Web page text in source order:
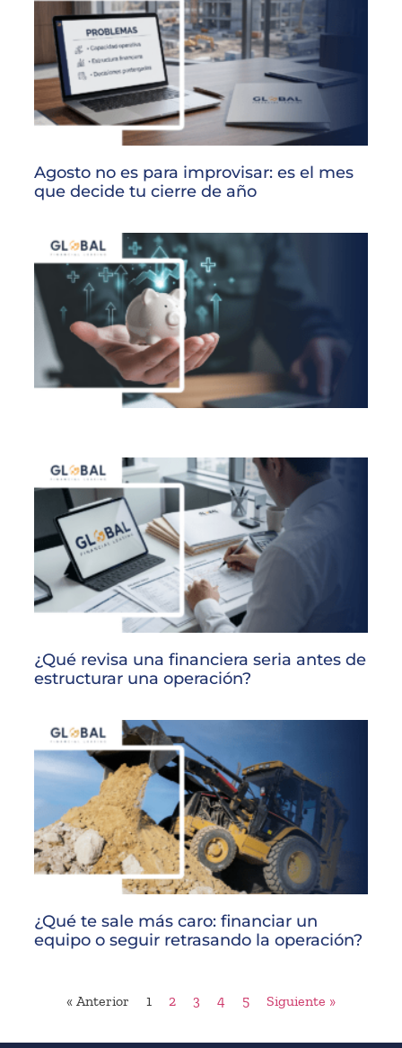
Agosto no es para improvisar: es el mes
que decide tu cierre de año
¿Qué revisa una financiera seria antes de
estructurar una operación?
¿Qué te sale más caro: financiar un
equipo o seguir retrasando la operación?
« Anterior 1 2 3 4 5 Siguiente »